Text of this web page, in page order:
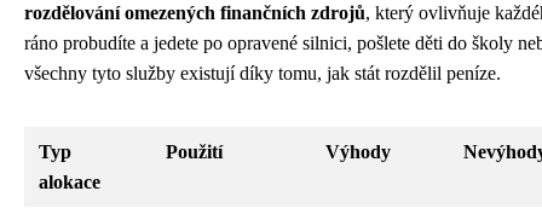
rozdělování omezených finančních zdrojů, který ovlivňuje
ráno probudíte a jedete po opravené silnici, pošlete děti do školy
všechny tyto služby existují díky tomu, jak stát rozdělil peníze.
Typ
alokace
Použití Výhody